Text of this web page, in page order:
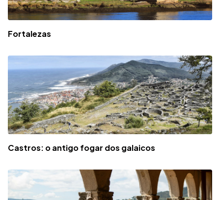
Fortalezas
Castros: o antigo fogar dos galaicos